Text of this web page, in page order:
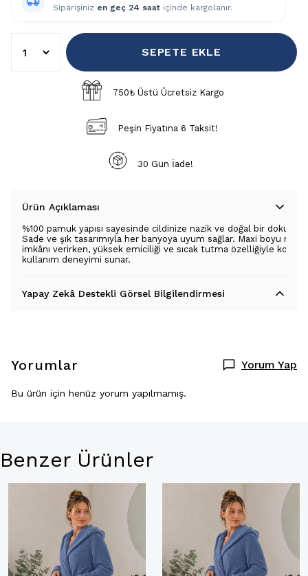
Siparişiniz en geç 24 saat içinde kargolanır.
SEPETE EKLE
750₺ Üstü Ücretsiz Kargo
Peşin Fiyatına 6 Taksit!
30 Gün İade!
Ürün Açıklaması
%100 pamuk yapısı sayesinde cildinize nazik ve doğal bir dokunuş
Sade ve şık tasarımıyla her banyoya uyum sağlar. Maxi boyu
imkânı verirken, yüksek emiciliği ve sıcak tutma özelliğiyle
kullanım deneyimi sunar.
Yapay Zekâ Destekli Görsel Bilgilendirmesi
Yorumlar Yorum Yap
Bu ürün için henüz yorum yapılmamış.
Benzer Ürünler